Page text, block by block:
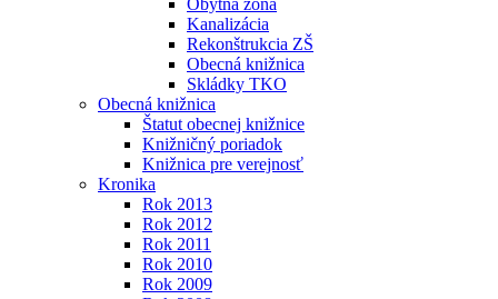
Obytná zóna
Kanalizácia
Rekonštrukcia ZŠ
Obecná knižnica
Skládky TKO
Obecná knižnica
Štatut obecnej knižnice
Knižničný poriadok
Knižnica pre verejnosť
Kronika
Rok 2013
Rok 2012
Rok 2011
Rok 2010
Rok 2009